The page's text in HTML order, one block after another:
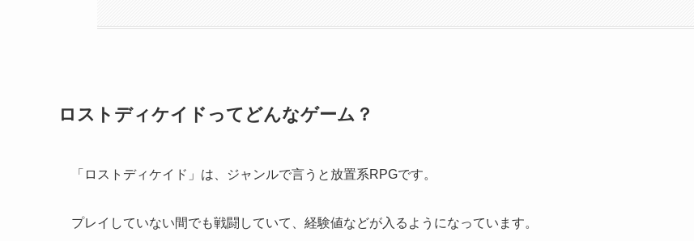
ロストディケイドってどんなゲーム？
「ロストディケイド」は、ジャンルで言うと放置系RPGです。
プレイしていない間でも戦闘していて、経験値などが入るようになっています。